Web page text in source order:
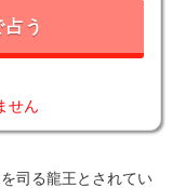
う
せん
司る龍王とされてい